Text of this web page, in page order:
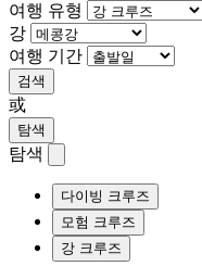
여행 유형
강
여행 기간
검색
或
탐색
탐색
다이빙 크루즈
모험 크루즈
강 크루즈